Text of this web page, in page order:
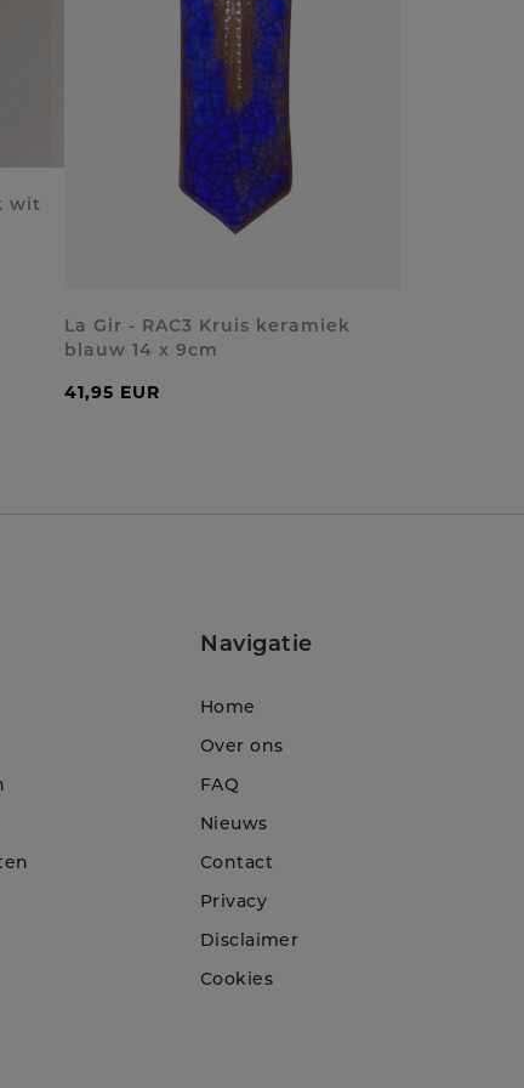
wit
La Gir - RAC3 Kruis keramiek
blauw 14 x 9cm
41,95 EUR
Navigatie
Home
Over ons
FAQ
Nieuws
Contact
Privacy
Disclaimer
Cookies